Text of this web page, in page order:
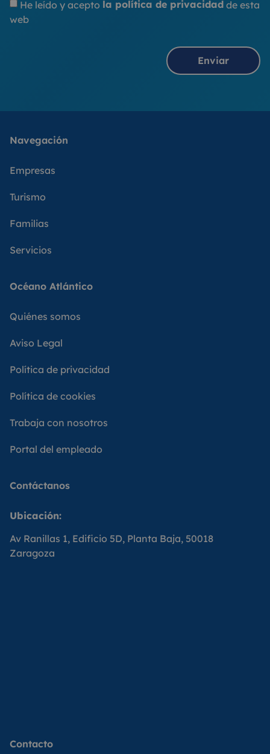
He leído y acepto la política de privacidad de esta
web
Enviar
Navegación
Empresas
Turismo
Familias
Servicios
Océano Atlántico
Quiénes somos
Aviso Legal
Política de privacidad
Política de cookies
Trabaja con nosotros
Portal del empleado
Contáctanos
Ubicación:
Av Ranillas 1, Edificio 5D, Planta Baja, 50018
Zaragoza
Contacto